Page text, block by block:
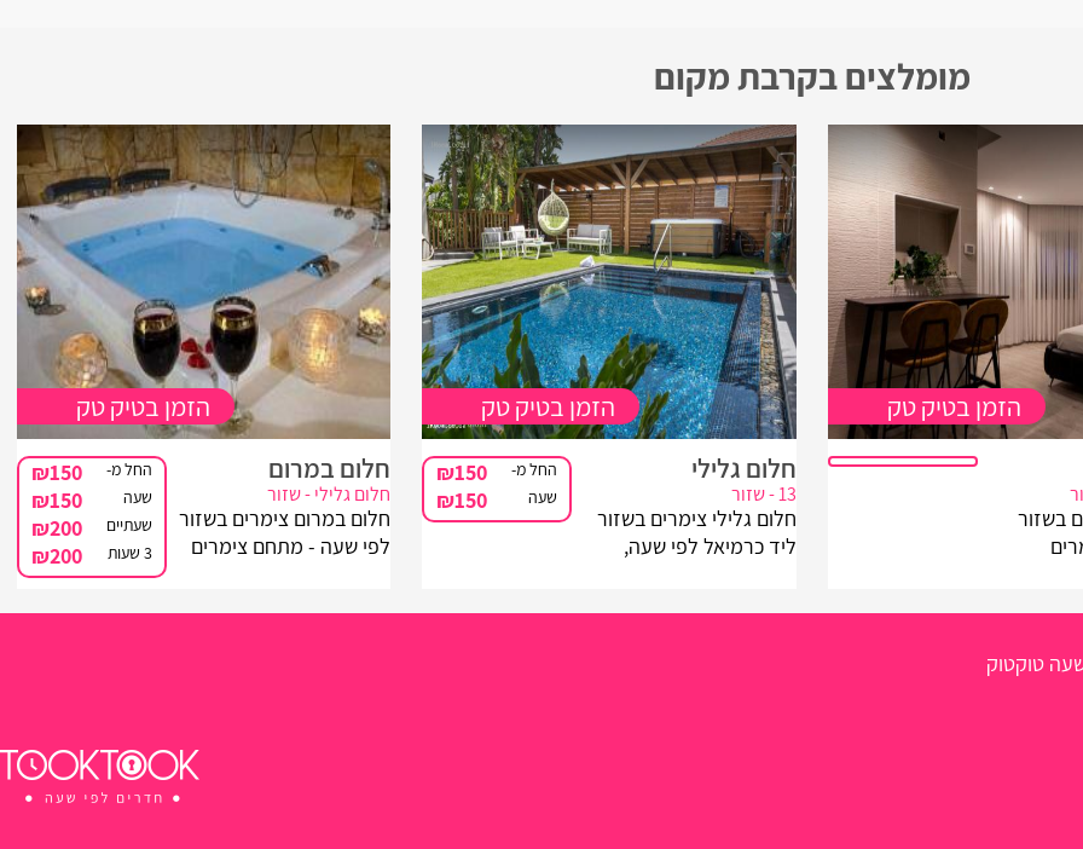
מומלצים בקרבת מקום
בשזור
צימרים
הזמן בטיק טק
חלום גלילי
13 - שזור
חלום גלילי צימרים בשזור
ליד כרמיאל לפי שעה,
החל מ- ₪150
שעה ₪150
הזמן בטיק טק
חלום במרום
חלום גלילי - שזור
חלום במרום צימרים בשזור
לפי שעה - מתחם צימרים
החל מ- ₪150
שעה ₪150
שעתיים ₪200
3 שעות ₪200
הזמן בטיק טק
טוקטוק